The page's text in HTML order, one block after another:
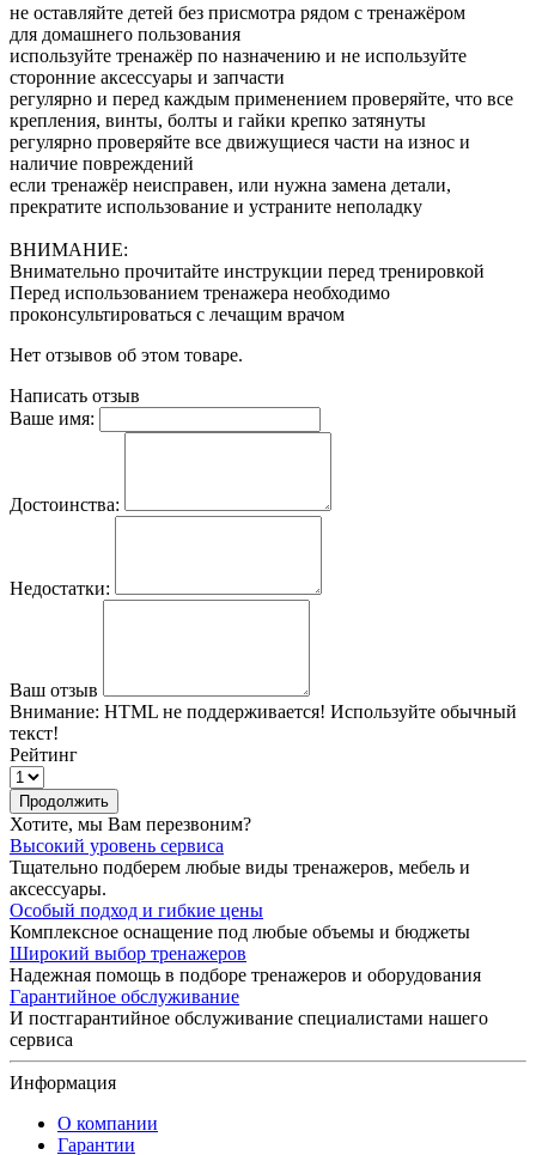
не оставляйте детей без присмотра рядом с тренажёром
для домашнего пользования
используйте тренажёр по назначению и не используйте
сторонние аксессуары и запчасти
регулярно и перед каждым применением проверяйте, что все
крепления, винты, болты и гайки крепко затянуты
регулярно проверяйте все движущиеся части на износ и
наличие повреждений
если тренажёр неисправен, или нужна замена детали,
прекратите использование и устраните неполадку
ВНИМАНИЕ:
Внимательно прочитайте инструкции перед тренировкой
Перед использованием тренажера необходимо
проконсультироваться с лечащим врачом
Нет отзывов об этом товаре.
Написать отзыв
Ваше имя:
Достоинства:
Недостатки:
Ваш отзыв
Внимание: HTML не поддерживается! Используйте обычный
текст!
Рейтинг
Продолжить
Хотите, мы Вам перезвоним?
Высокий уровень сервиса
Тщательно подберем любые виды тренажеров, мебель и
аксессуары.
Особый подход и гибкие цены
Комплексное оснащение под любые объемы и бюджеты
Широкий выбор тренажеров
Надежная помощь в подборе тренажеров и оборудования
Гарантийное обслуживание
И постгарантийное обслуживание специалистами нашего
сервиса
Информация
О компании
Гарантии